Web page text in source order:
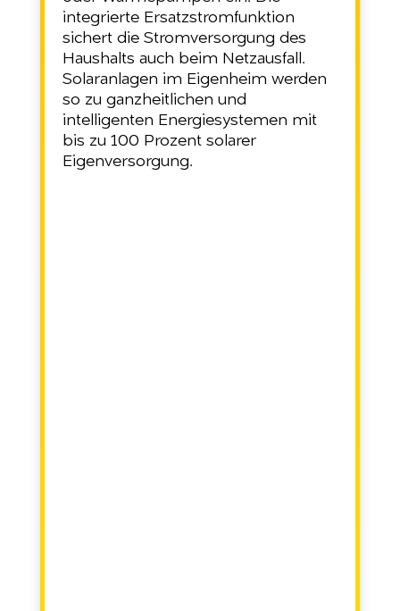
integrierte Ersatzstromfunktion
sichert die Stromversorgung des
Haushalts auch beim Netzausfall.
Solaranlagen im Eigenheim werden
so zu ganzheitlichen und
intelligenten Energiesystemen mit
bis zu 100 Prozent solarer
Eigenversorgung.